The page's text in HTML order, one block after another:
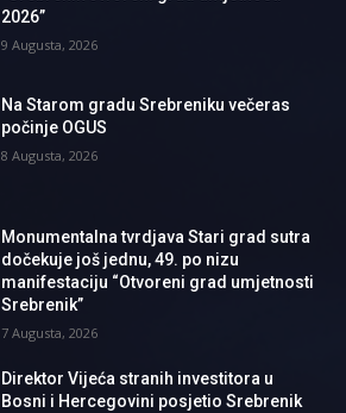
2026”
9 Augusta, 2026
Na Starom gradu Srebreniku večeras
počinje OGUS
8 Augusta, 2026
Monumentalna tvrdjava Stari grad sutra
dočekuje još jednu, 49. po nizu
manifestaciju “Otvoreni grad umjetnosti
Srebrenik”
7 Augusta, 2026
Direktor Vijeća stranih investitora u
Bosni i Hercegovini posjetio Srebrenik